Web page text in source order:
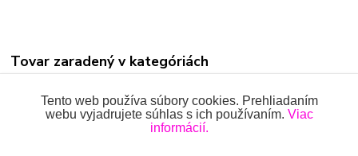
Tovar zaradený v kategóriách
SÚPRAVY
Tento web používa súbory cookies. Prehliadaním
webu vyjadrujete súhlas s ich používaním. Viac
informácií.